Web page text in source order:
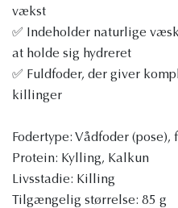
vækst
✅ Indeholder naturlige
at holde sig hydreret
✅ Fuldfoder, der giver
killinger
Fodertype: Vådfoder (pose),
Protein: Kylling, Kalkun
Livsstadie: Killing
Tilgængelig størrelse: 85 g